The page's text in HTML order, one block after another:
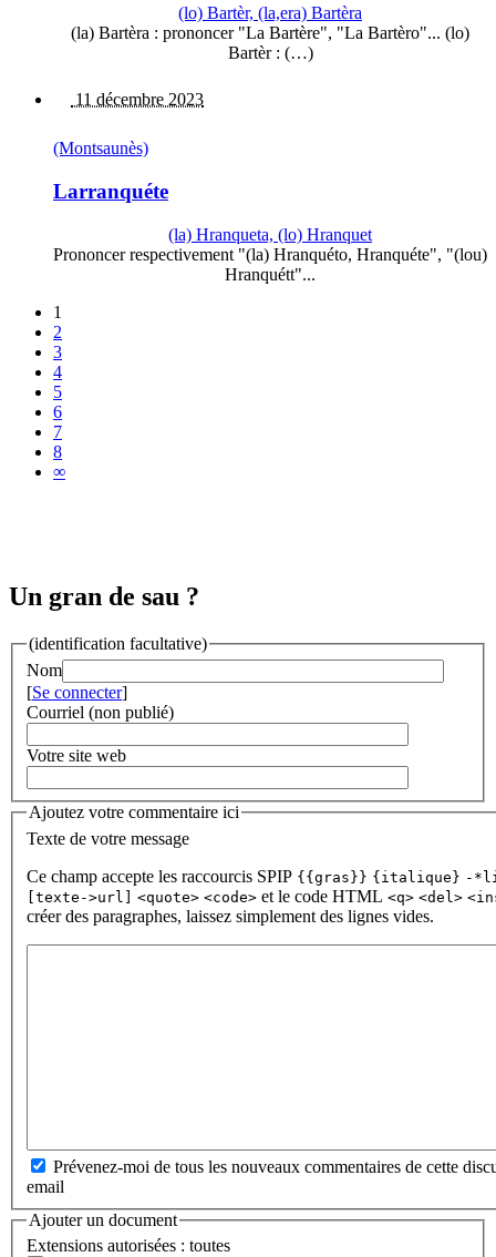
(lo) Bartèr, (la,era) Bartèra
(la) Bartèra : prononcer "La Bartère", "La Bartèro"... (lo)
Bartèr : (…)
11 décembre 2023
(Montsaunès)
Larranquéte
(la) Hranqueta, (lo) Hranquet
Prononcer respectivement "(la) Hranquéto, Hranquéte", "(lou)
Hranquétt"...
1
2
3
4
5
6
7
8
∞
Un gran de sau ?
(identification facultative)
Nom
[Se connecter]
Courriel (non publié)
Votre site web
Ajoutez votre commentaire ici
Texte de votre message
Ce champ accepte les raccourcis SPIP {{gras}} {italique} -
[texte->url] <quote> <code> et le code HTML <q> <del>
créer des paragraphes, laissez simplement des lignes vides.
Prévenez-moi de tous les nouveaux commentaires de cette
email
Ajouter un document
Extensions autorisées : toutes